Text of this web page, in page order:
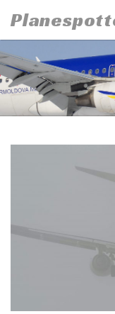
to
content